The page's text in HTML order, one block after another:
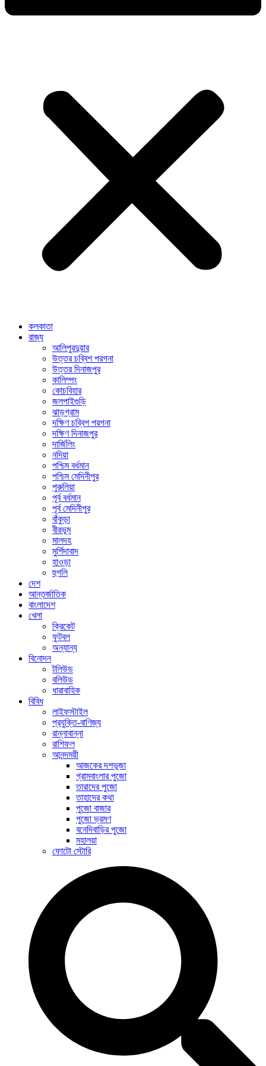
কলকাতা
রাজ্য
আলিপুরদুয়ার
উত্তর চব্বিশ পরগনা
উত্তর দিনাজপুর
কালিম্পং
কোচবিহার
জলপাইগুড়ি
ঝাড়গ্রাম
দক্ষিণ চব্বিশ পরগনা
দক্ষিণ দিনাজপুর
দার্জিলিং
নদিয়া
পশ্চিম বর্ধমান
পশ্চিম মেদিনীপুর
পুরুলিয়া
পূর্ব বর্ধমান
পূর্ব মেদিনীপুর
বাঁকুড়া
বীরভূম
মালদহ
মুর্শিদাবাদ
হাওড়া
হুগলি
দেশ
আন্তর্জাতিক
বাংলাদেশ
খেলা
ক্রিকেট
ফুটবল
অন্যান্য
বিনোদন
টলিউড
বলিউড
ধারাবাহিক
বিবিধ
লাইফস্টাইল
প্রযুক্তি-বাণিজ্য
রান্নাবান্না
রাশিফল
আনন্দময়ী
আজকের দশভূজা
গ্রামবাংলার পুজো
তারাদের পুজো
তাহাদের কথা
পুজো বাজার
পুজো ভ্রমণ
বনেদিবাড়ির পুজো
মহালয়া
ফোটো স্টোরি